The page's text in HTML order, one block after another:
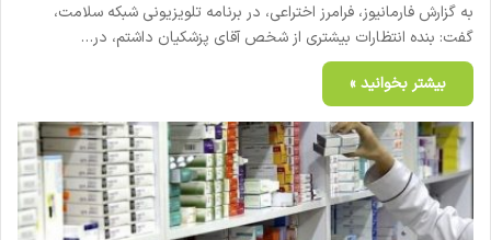
به گزارش فارمانیوز، فرامرز اختراعی، در برنامه تلویزیونی شبکه سلامت،
گفت: بنده انتظارات بیشتری از شخص آقای پزشکیان داشتم، در…
بیشتر بخوانید »